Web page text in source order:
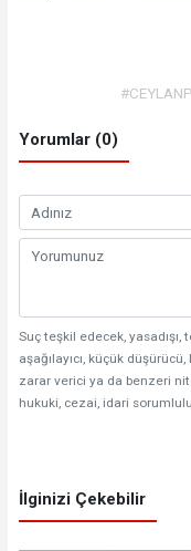
Yorumlar (0)
Suç teşkil edecek,
aşağılayıcı, küçük
zarar verici ya da benzeri
hukuki, cezai, idari
İlginizi Çekebilir